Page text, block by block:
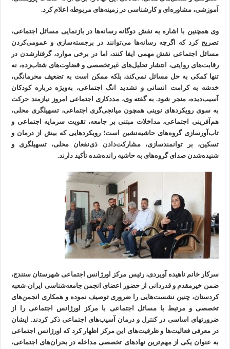
آموزشی، مشاوره‌ای و کارشناسی در زمینه‌های مربوطه اعلام کرد.
وی همچنین با اشاره به نقش دوگانه رسانه‌ها در بازنمایی مسائل اجتماعی،
تصریح کرد که اگرچه رسانه‌ها می‌توانند در برجسته‌سازی و عمومی‌کردن
مسائل اجتماعی نقش مهمی ایفا کنند، اما در برخی موارد، گرفتارشدن در
رقابت‌های روایتی، انتشار تحلیل‌های غیرتخصصی و قضاوت‌های شتاب‌زده، نه
تنها کمکی به حل مسائل نمی‌کند، بلکه ممکن است به تضعیف محرمانگی،
خدشه به کرامت انسانی و تشدید انگ اجتماعی، به‌ویژه درباره کودکان
آسیب‌دیده، منجر شود. به گفته وی، مددکاری اجتماعی امروز نیازمند حرکت
به سوی رویکردهای نوینی همچون میانجی‌گری اجتماعی، تسهیلگری محلی،
هم‌آفرینی اجتماعی، مداخلات مبتنی بر جامعه، تقویت سرمایه اجتماعی و
تاب‌آورسازی گروه‌های حاشیه‌نشین است؛ رویکردهایی که بیش از درمان و
تسکین، بر توانمندسازی، مشارکت‌دادن ذی‌نفعان محلی، تسهیلگری و
شنیده‌شدن صدای گروه‌های به حاشیه رانده‌شده تأکید دارند.
سرکار خانم ناهیده آویردی، رئیس مرکز اورژانس اجتماعی شهرستان سنندج،
ضمن خیرمقدم و قدردانی از حضور اعضای انجمن جامعه‌شناسی ایران-شعبه
کردستان، چنین نشست‌هایی را ضروری توصیف نموده و همکاری انجمن‌های
تخصصی و مرتبط با مسائل اجتماعی با مرکز اورژانس اجتماعی را از
ضرورتهای اساسی در کنترل و درمان آسیب‌های اجتماعی ذکر کردند. ایشان
در معرفی فعالیت‌ها و ظرفیت‌های این مرکز اظهار کرد که اورژانس اجتماعی
به عنوان یکی از مهم‌ترین نهادهای تخصصی مداخله در بحران‌های اجتماعی،